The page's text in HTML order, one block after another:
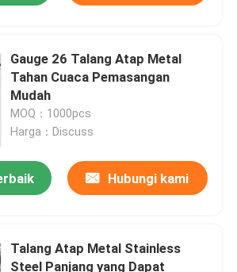
Gauge 26 Talang Atap Metal
Tahan Cuaca Pemasangan
Mudah
MOQ：1000pcs
Harga：Discuss
Hubungi kami
Talang Atap Metal Stainless
Steel Panjang yang Dapat